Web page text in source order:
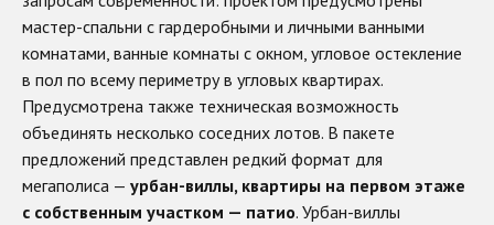
мастер-спальни с гардеробными и личными ванными
комнатами, ванные комнаты с окном, угловое остекление
в пол по всему периметру в угловых квартирах.
Предусмотрена также техническая возможность
объединять несколько соседних лотов. В пакете
предложений представлен редкий формат для
мегаполиса — урбан-виллы, квартиры на первом этаже
с собственным участком — патио. Урбан-виллы